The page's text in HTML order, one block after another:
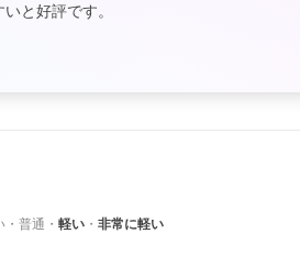
と好評です。
・ 普通 ・ 軽い ・ 非常に軽い